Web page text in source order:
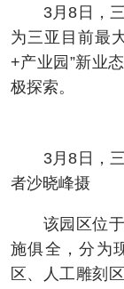
家装 交通
生活 演
展会
3月8日，三
为三亚目前最
+产业园”新业
极探索。
3月8日，三
者沙晓峰摄
该园区位于
施俱全，分为
区、人工雕刻